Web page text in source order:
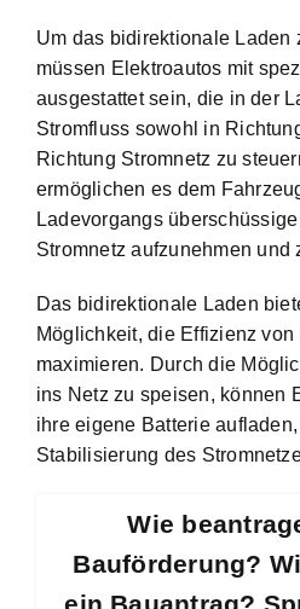
Um das bidirektionale Laden
müssen Elektroautos mit
ausgestattet sein, die in der
Stromfluss sowohl in
Richtung Stromnetz zu
ermöglichen es dem
Ladevorgangs
Stromnetz aufzunehmen und
Das bidirektionale Laden
Möglichkeit, die Effizienz
maximieren. Durch die
ins Netz zu speisen, können
ihre eigene Batterie
Stabilisierung des
Wie
Bauförderung?
ein Bauantrag?